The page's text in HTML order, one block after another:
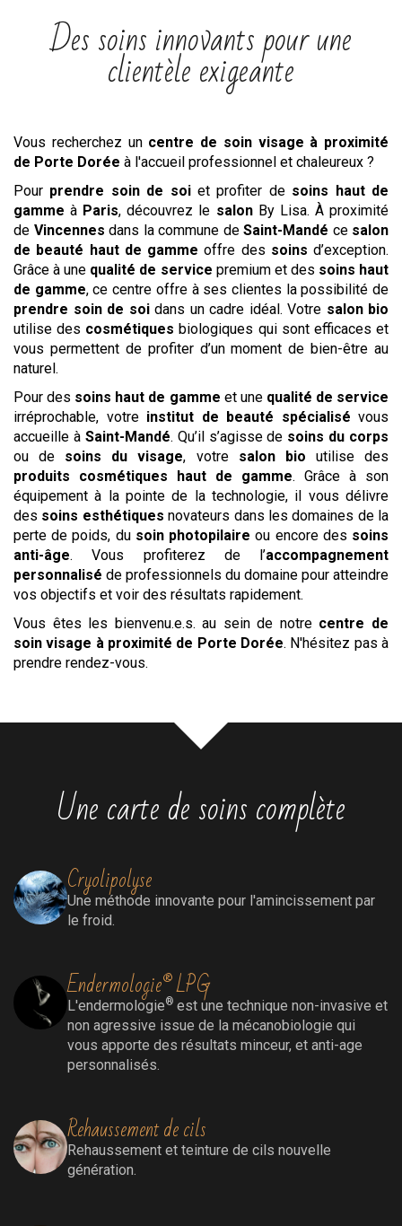
Des soins innovants pour une
clientèle exigeante
Vous recherchez un centre de soin visage à proximité
de Porte Dorée à l'accueil professionnel et chaleureux ?
Pour prendre soin de soiet profiter de soins haut de
gamme à Paris, découvrez le salonBy Lisa. À proximité
de Vincennes dans la commune de Saint-Mandé ce salon
de beauté haut de gamme offre des soins d’exception.
Grâce à une qualité de service premium et des soins haut
de gamme, ce centre offre à ses clientes la possibilité de
prendre soin de soidans un cadre idéal. Votre salon bio
utilise des cosmétiques biologiques qui sont efficaces et
vous permettent de profiter d’un moment de bien-être au
naturel.
Pour des soins haut de gamme et une qualité de service
irréprochable, votre institut de beauté spécialisé vous
accueille à Saint-Mandé. Qu’il s’agisse de soins du corps
ou de soins du visage, votre salon bio utilise des
produits cosmétiques haut de gamme. Grâce à son
équipement à la pointe de la technologie, il vous délivre
des soins esthétiques novateurs dans les domaines de la
perte de poids, du soin photopilaire ou encore des soins
anti-âge. Vous profiterez de l’accompagnement
personnalisé de professionnels du domaine pour atteindre
vos objectifs et voir des résultats rapidement.
Vous êtes les bienvenu.e.s. au sein de notre centre de
soin visage à proximité de Porte Dorée. N'hésitez pas à
prendre rendez-vous.
Une carte de soins complète
Cryolipolyse
Une méthode innovante pour l'amincissement par
le froid.
Endermologie® LPG
L'endermologie® est une technique non-invasive et
non agressive issue de la mécanobiologie qui
vous apporte des résultats minceur, et anti-age
personnalisés.
Rehaussement de cils
Rehaussement et teinture de cils nouvelle
génération.